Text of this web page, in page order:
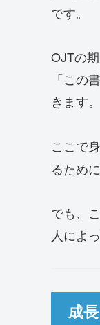
です。
OJTの
「この
きます。
ここで
るため
でも、
人によ
成